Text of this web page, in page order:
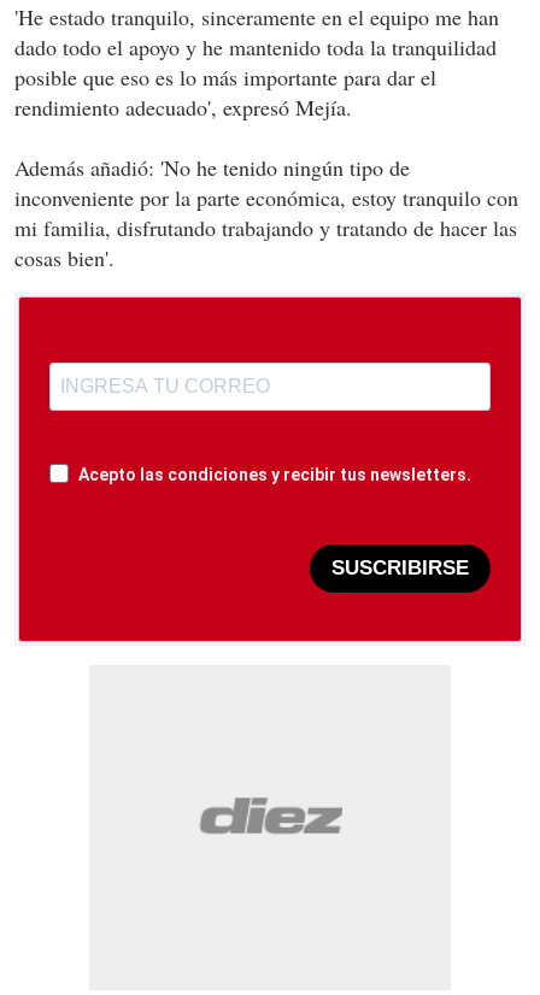
'He estado tranquilo, sinceramente en el equipo me han
dado todo el apoyo y he mantenido toda la tranquilidad
posible que eso es lo más importante para dar el
rendimiento adecuado', expresó Mejía.
Además añadió: 'No he tenido ningún tipo de
inconveniente por la parte económica, estoy tranquilo con
mi familia, disfrutando trabajando y tratando de hacer las
cosas bien'.
Acepto las condiciones y recibir tus newsletters.
SUSCRIBIRSE